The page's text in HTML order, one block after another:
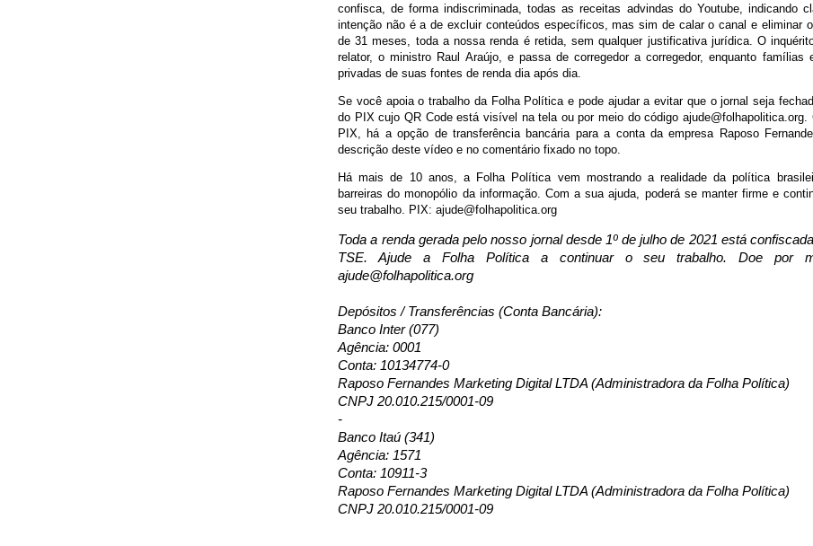
confisca, de forma indiscriminada, todas as receitas advindas do Youtube, indicando
intenção não é a de excluir conteúdos específicos, mas sim de calar o canal e eliminar
de 31 meses, toda a nossa renda é retida, sem qualquer justificativa jurídica. O
relator, o ministro Raul Araújo, e passa de corregedor a corregedor, enquanto famílias
privadas de suas fontes de renda dia após dia.
Se você apoia o trabalho da Folha Política e pode ajudar a evitar que o jornal seja
do PIX cujo QR Code está visível na tela ou por meio do código ajude@folhapolitica.org.
PIX, há a opção de transferência bancária para a conta da empresa Raposo
descrição deste vídeo e no comentário fixado no topo.
Há mais de 10 anos, a Folha Política vem mostrando a realidade da política
barreiras do monopólio da informação. Com a sua ajuda, poderá se manter firme e
seu trabalho. PIX: ajude@folhapolitica.org
Toda a renda gerada pelo nosso jornal desde 1º de julho de 2021 está
TSE. Ajude a Folha Política a continuar o seu trabalho. Doe por
ajude@folhapolitica.org
Depósitos / Transferências (Conta Bancária):
Banco Inter (077)
Agência: 0001
Conta: 10134774-0
Raposo Fernandes Marketing Digital LTDA (Administradora da Folha Política)
CNPJ 20.010.215/0001-09
-
Banco Itaú (341)
Agência: 1571
Conta: 10911-3
Raposo Fernandes Marketing Digital LTDA (Administradora da Folha Política)
CNPJ 20.010.215/0001-09